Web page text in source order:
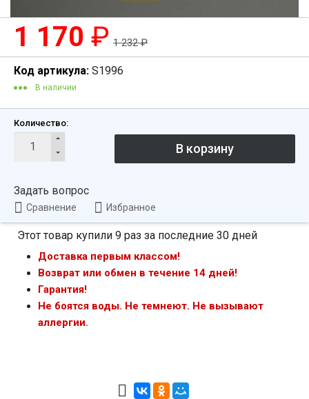
1 170 ₽ 1 232₽
Код артикула: S1996
В наличии
Количество:
Задать вопрос
Сравнение Избранное
Этот товар купили 9 раз за последние 30 дней
Доставка первым классом!
Возврат или обмен в течение 14 дней!
Гарантия!
Не боятся воды. Не темнеют. Не вызывают
аллергии.